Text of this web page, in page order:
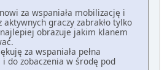
za wspaniała mobilizację i
aktywnych graczy zabrakło tylko
obrazuje jakim klanem
za wspaniała pełna
do zobaczenia w środę pod